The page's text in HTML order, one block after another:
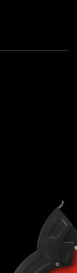
en
à
protéger le
la